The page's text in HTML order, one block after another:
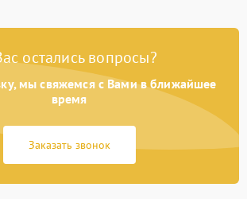
остались вопросы?
мы свяжемся с Вами в ближайшее
время
Заказать звонок